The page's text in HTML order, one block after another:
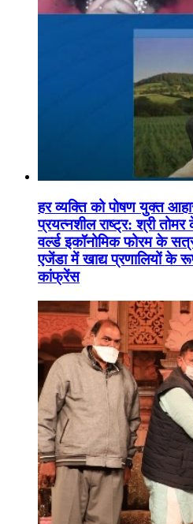
हर व्यक्ति को पोषण युक्त
प्रयत्नशील राष्ट्र: श्री
वर्ल्ड इकॉनोमिक फोरम के
एजेंडा में खाद्य प्रणालियों के
कांफ्रेंस